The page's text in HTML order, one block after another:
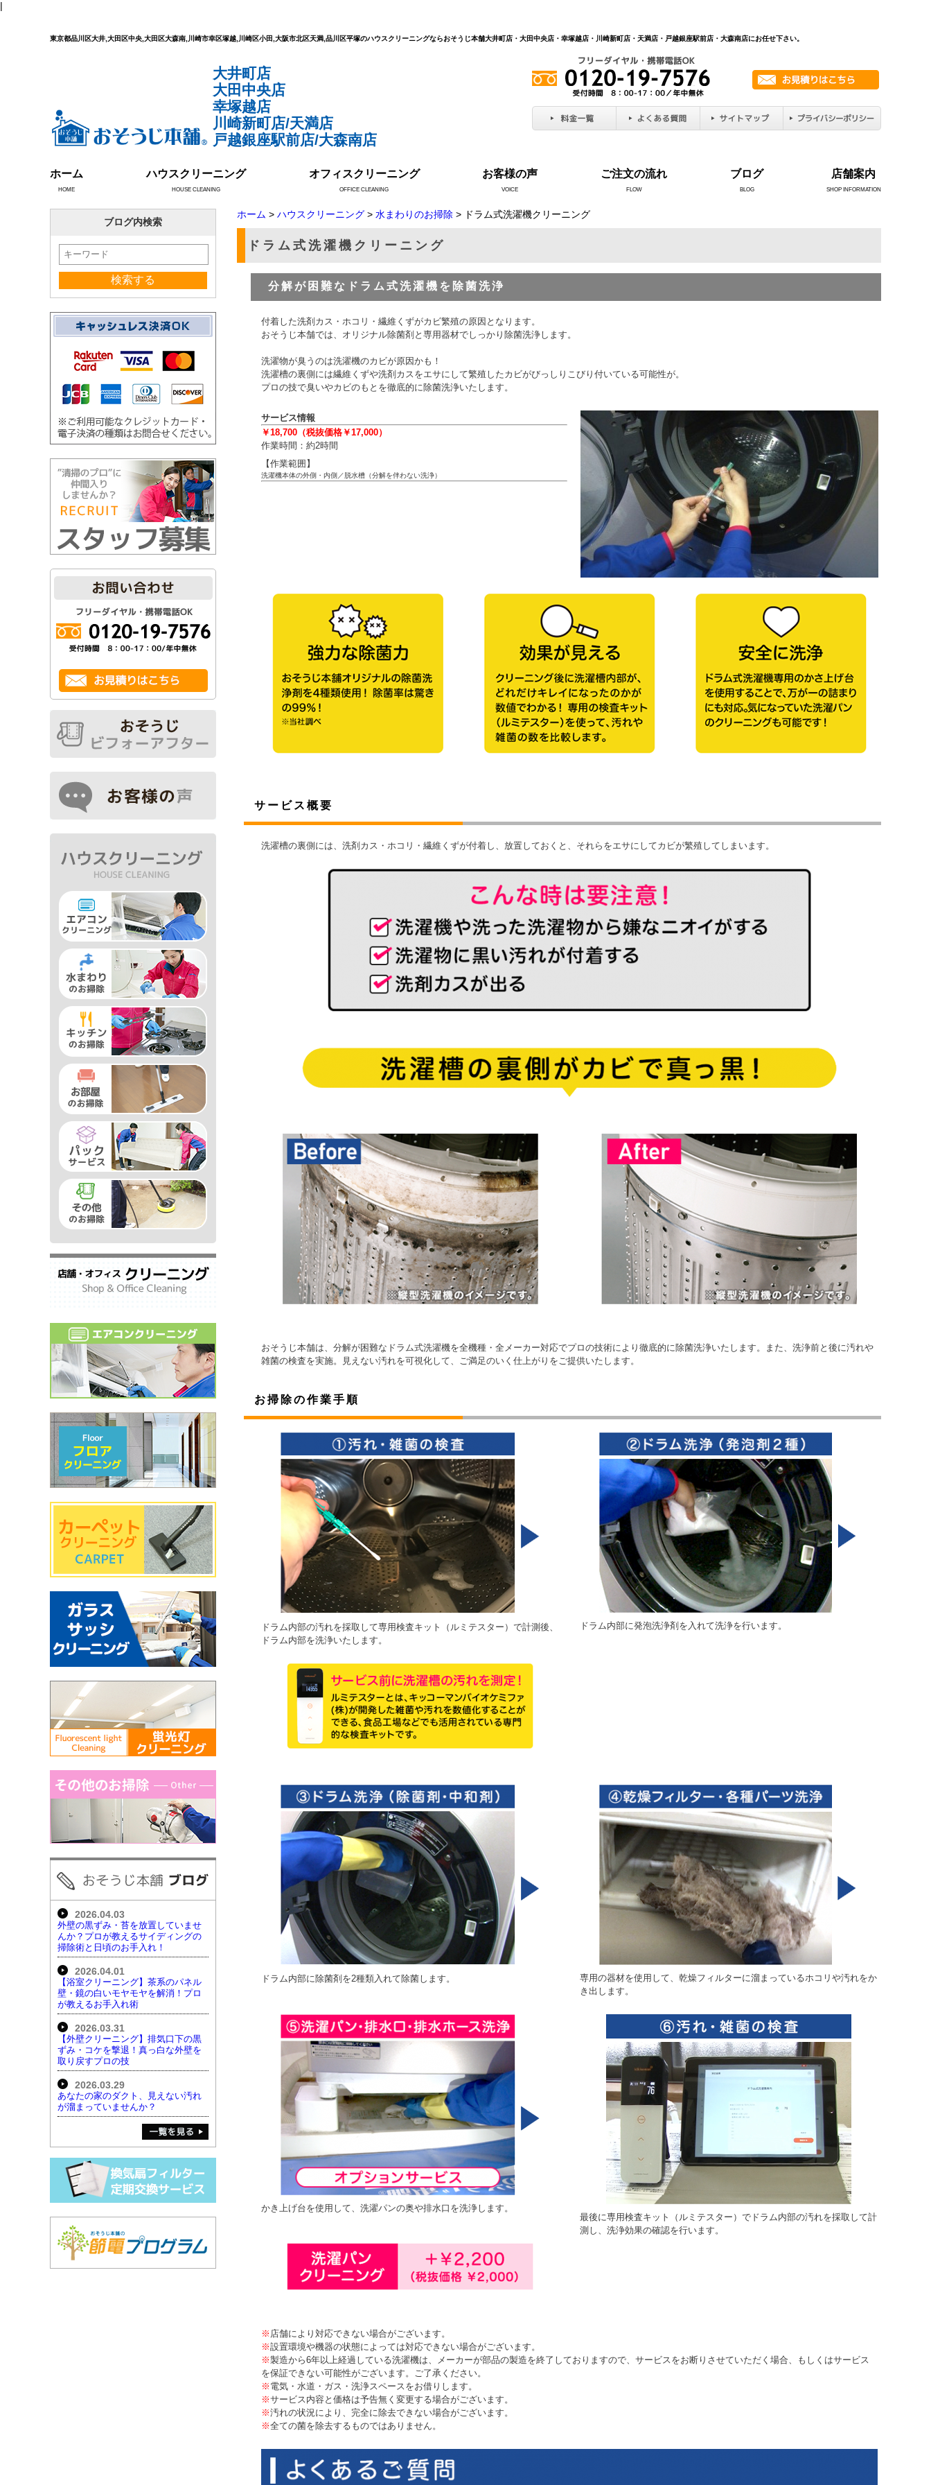
|
東京都品川区大井,大田区中央,大田区大森南,川崎市幸区塚越,川崎区小田,大阪市北区天満,品川区平塚のハウスクリーニングならおそうじ本舗大井町店・大田中央店・幸塚越店・川崎新町店・天満店・戸越銀座駅前店・大森南店にお任せ下さい。
大井町店
大田中央店
幸塚越店
川崎新町店/天満店
戸越銀座駅前店/大森南店
ホーム
HOME
ハウスクリーニング
HOUSE CLEANING
オフィスクリーニング
OFFICE CLEANING
お客様の声
VOICE
ご注文の流れ
FLOW
ブログ
BLOG
店舗案内
SHOP INFORMATION
ホーム > ハウスクリーニング > 水まわりのお掃除 > ドラム式洗濯機クリーニング
ドラム式洗濯機クリーニング
分解が困難なドラム式洗濯機を除菌洗浄
付着した洗剤カス・ホコリ・繊維くずがカビ繁殖の原因となります。
おそうじ本舗では、オリジナル除菌剤と専用器材でしっかり除菌洗浄します。
洗濯物が臭うのは洗濯機のカビが原因かも！
洗濯槽の裏側には繊維くずや洗剤カスをエサにして繁殖したカビがびっしりこびり付いている可能性が。
プロの技で臭いやカビのもとを徹底的に除菌洗浄いたします。
サービス情報
￥18,700（税抜価格￥17,000）
作業時間：約2時間
【作業範囲】
洗濯機本体の外側・内側／脱水槽（分解を伴わない洗浄）
サービス概要
洗濯槽の裏側には、洗剤カス・ホコリ・繊維くずが付着し、放置しておくと、それらをエサにしてカビが繁殖してしまいます。
おそうじ本舗は、分解が困難なドラム式洗濯機を全機種・全メーカー対応でプロの技術により徹底的に除菌洗浄いたします。また、洗浄前と後に汚れや
雑菌の検査を実施。見えない汚れを可視化して、ご満足のいく仕上がりをご提供いたします。
お掃除の作業手順
ドラム内部の汚れを採取して専用検査キット（ルミテスター）で計測後、
ドラム内部を洗浄いたします。
ドラム内部に発泡洗浄剤を入れて洗浄を行います。
ドラム内部に除菌剤を2種類入れて除菌します。
専用の器材を使用して、乾燥フィルターに溜まっているホコリや汚れをか
き出します。
かき上げ台を使用して、洗濯パンの奥や排水口を洗浄します。
最後に専用検査キット（ルミテスター）でドラム内部の汚れを採取して計
測し、洗浄効果の確認を行います。
※ 店舗により対応できない場合がございます。
※設置環境や機器の状態によっては対応できない場合がございます。
※製造から6年以上経過している洗濯機は、メーカーが部品の製造を終了しておりますので、サービスをお断りさせていただく場合、もしくはサービス
を保証できない可能性がございます。ご了承ください。
※ 電気・水道・ガス・洗浄スペースをお借りします。
※サービス内容と価格は予告無く変更する場合がございます。
※汚れの状況により、完全に除去できない場合がございます。
※全ての菌を除去するものではありません。
ブログ内検索
2026.04.03
外壁の黒ずみ・苔を放置していませ
んか？プロが教えるサイディングの
掃除術と日頃のお手入れ！
2026.04.01
【浴室クリーニング】茶系のパネル
壁・鏡の白いモヤモヤを解消！プロ
が教えるお手入れ術
2026.03.31
【外壁クリーニング】排気口下の黒
ずみ・コケを撃退！真っ白な外壁を
取り戻すプロの技
2026.03.29
あなたの家のダクト、見えない汚れ
が溜まっていませんか？